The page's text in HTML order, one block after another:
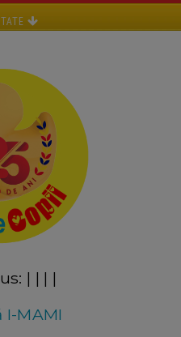
| | | |
I-MAMI